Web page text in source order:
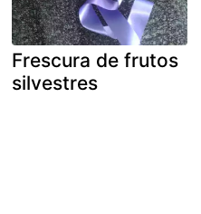
Frescura de frutos
silvestres